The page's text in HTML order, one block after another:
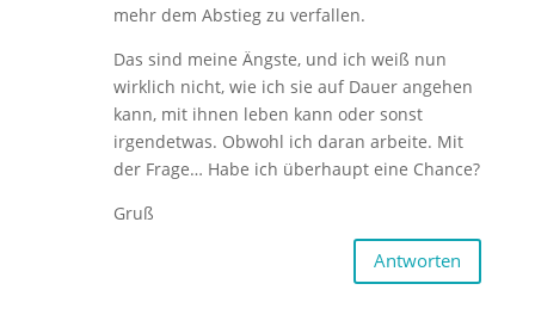
mehr dem Abstieg zu verfallen.
Das sind meine Ängste, und ich weiß nun
wirklich nicht, wie ich sie auf Dauer angehen
kann, mit ihnen leben kann oder sonst
irgendetwas. Obwohl ich daran arbeite. Mit
der Frage… Habe ich überhaupt eine Chance?
Gruß
Antworten